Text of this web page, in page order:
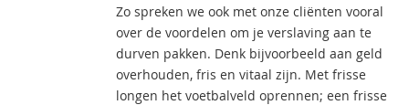
Zo spreken we ook met onze cliënten vooral
over de voordelen om je verslaving aan te
durven pakken. Denk bijvoorbeeld aan geld
overhouden, fris en vitaal zijn. Met frisse
longen het voetbalveld oprennen; een frisse